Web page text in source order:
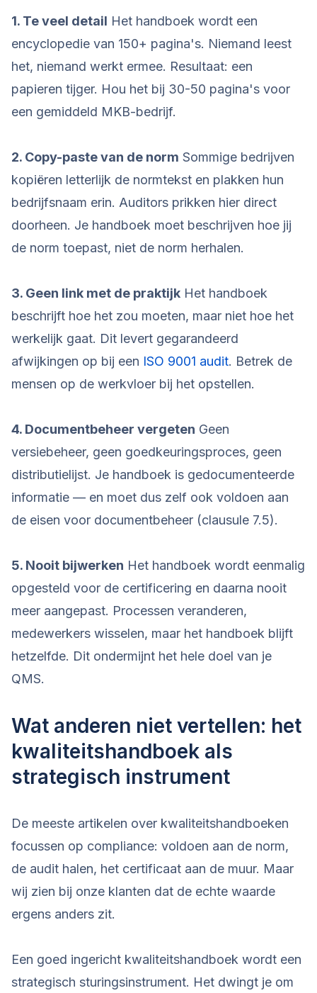
1. Te veel detail Het handboek wordt een
encyclopedie van 150+ pagina's. Niemand leest
het, niemand werkt ermee. Resultaat: een
papieren tijger. Hou het bij 30-50 pagina's voor
een gemiddeld MKB-bedrijf.
2. Copy-paste van de norm Sommige bedrijven
kopiëren letterlijk de normtekst en plakken hun
bedrijfsnaam erin. Auditors prikken hier direct
doorheen. Je handboek moet beschrijven hoe jij
de norm toepast, niet de norm herhalen.
3. Geen link met de praktijk Het handboek
beschrijft hoe het zou moeten, maar niet hoe het
werkelijk gaat. Dit levert gegarandeerd
afwijkingen op bij een ISO 9001 audit. Betrek de
mensen op de werkvloer bij het opstellen.
4. Documentbeheer vergeten Geen
versiebeheer, geen goedkeuringsproces, geen
distributielijst. Je handboek is gedocumenteerde
informatie — en moet dus zelf ook voldoen aan
de eisen voor documentbeheer (clausule 7.5).
5. Nooit bijwerken Het handboek wordt eenmalig
opgesteld voor de certificering en daarna nooit
meer aangepast. Processen veranderen,
medewerkers wisselen, maar het handboek blijft
hetzelfde. Dit ondermijnt het hele doel van je
QMS.
Wat anderen niet vertellen: het
kwaliteitshandboek als
strategisch instrument
De meeste artikelen over kwaliteitshandboeken
focussen op compliance: voldoen aan de norm,
de audit halen, het certificaat aan de muur. Maar
wij zien bij onze klanten dat de echte waarde
ergens anders zit.
Een goed ingericht kwaliteitshandboek wordt een
strategisch sturingsinstrument. Het dwingt je om